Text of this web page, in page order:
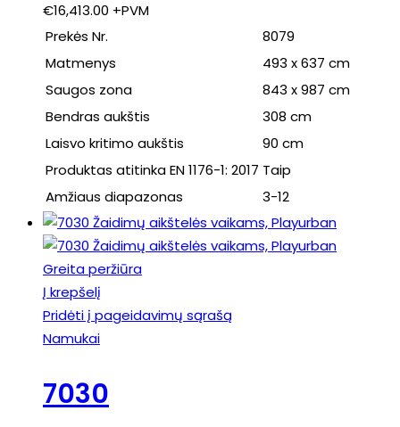
€16,413.00 +PVM
Prekės Nr.
8079
Matmenys
493 x 637 cm
Saugos zona
843 x 987 cm
Bendras aukštis
308 cm
Laisvo kritimo aukštis
90 cm
Produktas atitinka EN 1176-1: 2017 Taip
Amžiaus diapazonas
3-12
Greita peržiūra
Į krepšelį
Pridėti į pageidavimų sąrašą
Namukai
7030